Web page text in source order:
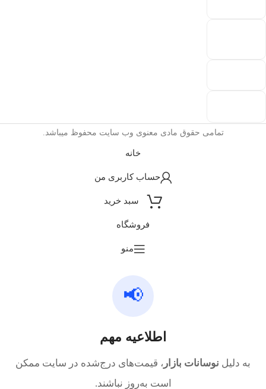
تمامی حقوق مادی معنوی وب سایت محفوظ میباشد.
خانه
حساب کاربری من
سبد خرید
فروشگاه
منو
📢
اطلاعیه مهم
به دلیل نوسانات بازار ، قیمت‌های درج‌شده در سایت ممکن
است به‌روز نباشند.